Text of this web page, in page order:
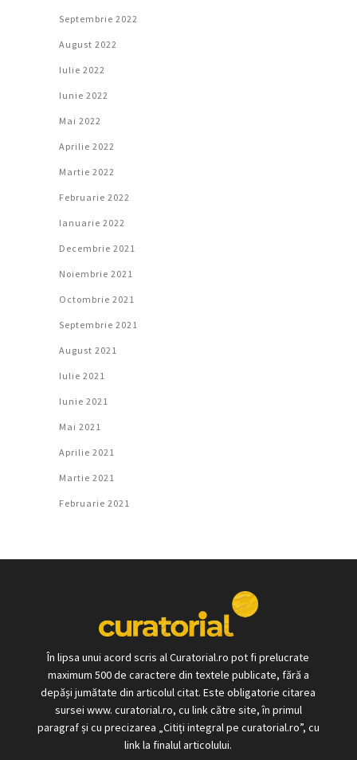
Septembrie 2022
August 2022
Iulie 2022
Iunie 2022
Mai 2022
Aprilie 2022
Martie 2022
Februarie 2022
Ianuarie 2022
Decembrie 2021
Noiembrie 2021
Octombrie 2021
Septembrie 2021
August 2021
Iulie 2021
Iunie 2021
Mai 2021
Aprilie 2021
Martie 2021
Februarie 2021
În lipsa unui acord scris al Curatorial.ro pot fi prelucrate
maximum 500 de caractere din textele publicate, fără a
depăși jumătate din articolul citat. Este obligatorie citarea
sursei www. curatorial.ro, cu link către site, în primul
paragraf și cu precizarea „Citiți integral pe curatorial.ro”, cu
link la finalul articolului.